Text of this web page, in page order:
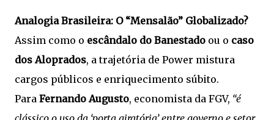
Analogia Brasileira: O “Mensalão” Globalizado?
Assim como o escândalo do Banestado ou o caso
dos Aloprados, a trajetória de Power mistura
cargos públicos e enriquecimento súbito.
Para Fernando Augusto, economista da FGV, “é